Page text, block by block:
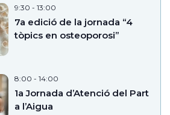
9:30 - 13:00
7a edició de la jornada “4
tòpics en osteoporosi”
8:00 - 14:00
1a Jornada d’Atenció del Part
a l’Aigua